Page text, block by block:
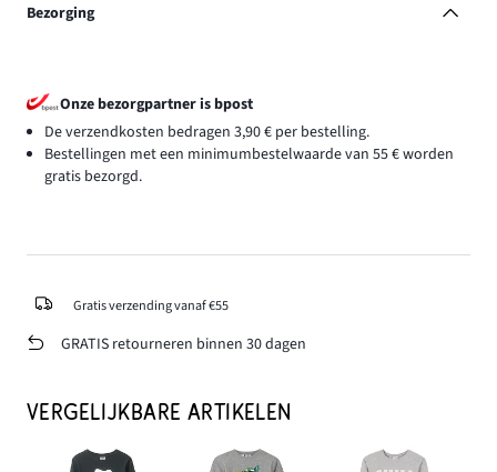
Bezorging
Onze bezorgpartner is bpost
De verzendkosten bedragen 3,90 € per bestelling.
Bestellingen met een minimumbestelwaarde van 55 € worden
gratis bezorgd.
Gratis verzending vanaf €55
GRATIS retourneren binnen 30 dagen
VERGELIJKBARE ARTIKELEN